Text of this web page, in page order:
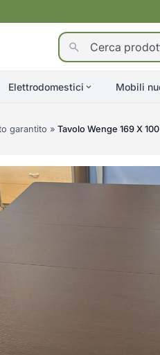
Elettrodomestici Mobili
garantito » Tavolo Wenge 169 X